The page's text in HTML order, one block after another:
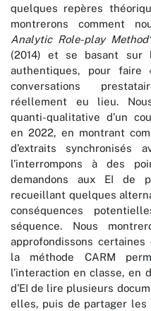
quelques repères
montrerons comment
Analytic Role-play Method
(2014) et se basant sur
authentiques, pour
conversations
réellement eu lieu.
quanti-qualitative d’un
en 2022, en montrant
d’extraits synchronisés
l’interrompons à des
demandons aux EI de
recueillant quelques
conséquences
séquence. Nous
approfondissons
la méthode CARM
l’interaction en classe, en
d’EI de lire plusieurs
elles, puis de partager les